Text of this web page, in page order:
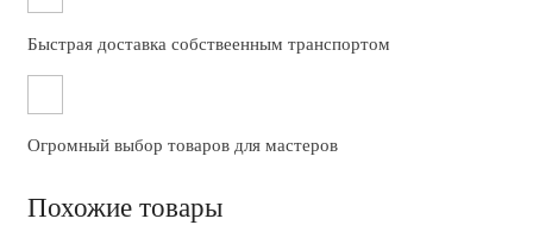
Быстрая доставка собствеенным транспортом
Огромный выбор товаров для мастеров
Похожие товары